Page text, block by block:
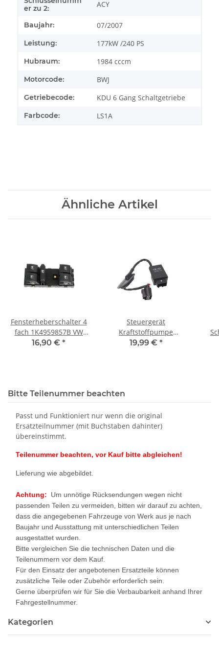
er zu 2:
ACY
Baujahr: 07/2007
Leistung: 177kW /240 PS
Hubraum: 1984 cccm
Motorcode: BWJ
Getriebecode: KDU 6 Gang Schaltgetriebe
Farbcode: LS1A
Ähnliche Artikel
Fensterheberschalter 4
fach 1K4959857B VW
Golf Passat 3C Jetta Polo
16,90 € *
Steuergerät
Kraftstoffpumpe
1K0906093E VW Eos
19,99 € *
Bitte Teilenummer beachten
Passt und Funktioniert nur wenn die original
Ersatzteilnummer (mit Buchstaben dahinter)
übereinstimmt.
Teilenummer beachten, vor Kauf bitte abgleichen!
Lieferung wie abgebildet.
Achtung: Um unnötige Rücksendungen wegen nicht
passenden Teilen zu vermeiden, bitten wir darauf zu achten,
dass die angegebenen Fahrzeuge von Werk aus je nach
Baujahr und Ausstattung mit unterschiedlichen Teilen
ausgestattet wurden.
Bitte vergleichen Sie die technischen Daten und die
Teilenummern vor dem Kauf.
Für den Einsatz der angebotenen Ersatzteile können
zusätzliche Teile oder Zubehör erforderlich sein.
Gerne überprüfen wir für Sie die Verbaubarkeit anhand Ihrer
Fahrgestellnummer.
Kategorien